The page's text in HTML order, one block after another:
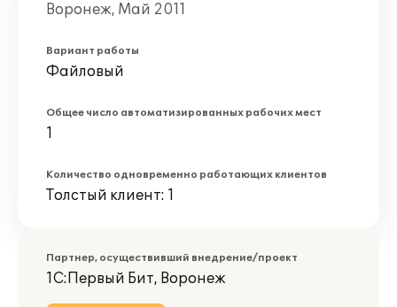
Воронеж, Май 2011
Вариант работы
Файловый
Общее число автоматизированных рабочих мест
1
Количество одновременно работающих клиентов
Толстый клиент: 1
Партнер, осуществивший внедрение/проект
1С:Первый Бит, Воронеж